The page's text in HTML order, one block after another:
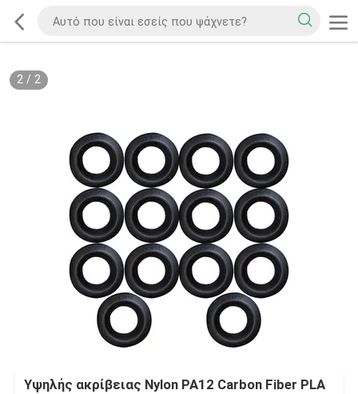
2/ 2
Υψηλής ακρίβειας Nylon PA12 Carbon Fiber PLA